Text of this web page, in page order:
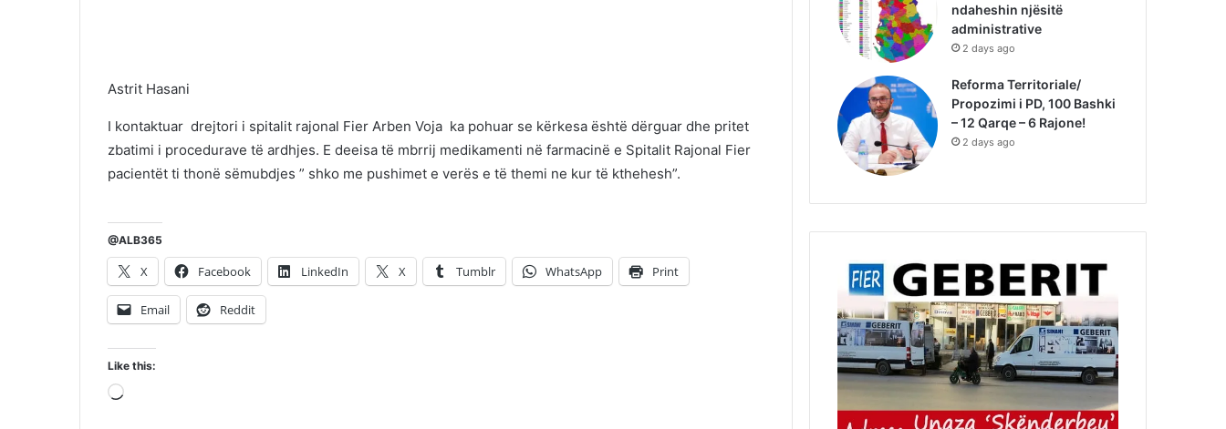
Astrit Hasani
I kontaktuar drejtori i spitalit rajonal Fier Arben Voja ka pohuar se kërkesa është dërguar dhe pritet
zbatimi i procedurave të ardhjes. E deeisa të mbrrij medikamenti në farmacinë e Spitalit Rajonal Fier
pacientët ti thonë sëmubdjes ” shko me pushimet e verës e të themi ne kur të kthehesh”.
@ALB365
X Facebook LinkedIn X Tumblr WhatsApp Print
Email Reddit
Like this:
Loading…
ndaheshin njësitë
administrative
2 days ago
Reforma Territoriale/
Propozimi i PD, 100 Bashki
– 12 Qarqe – 6 Rajone!
2 days ago